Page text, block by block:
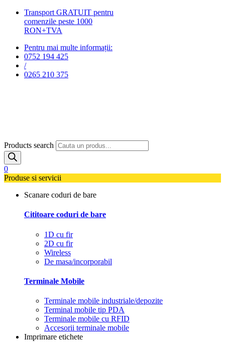
Transport GRATUIT pentru
comenzile peste 1000
RON+TVA
Pentru mai multe informații:
0752 194 425
/
0265 210 375
Products search
0
Produse si servicii
Scanare coduri de bare
Cititoare coduri de bare
1D cu fir
2D cu fir
Wireless
De masa/incorporabil
Terminale Mobile
Terminale mobile industriale/depozite
Terminal mobile tip PDA
Terminale mobile cu RFID
Accesorii terminale mobile
Imprimare etichete